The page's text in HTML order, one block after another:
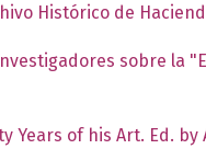
Histórico de
sobre la
Years of his Art. Ed.